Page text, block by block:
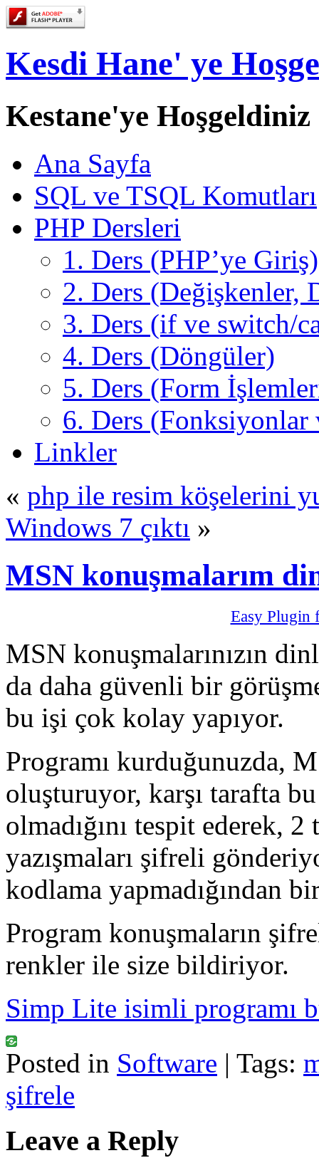
Kesdi Hane' ye
Kestane'ye Hoşgeldiniz
Ana Sayfa
SQL ve TSQL Komutları
PHP Dersleri
1. Ders (PHP’ye Giriş)
2. Ders (Değişkenler,
3. Ders (if ve switch/
4. Ders (Döngüler)
5. Ders (Form
6. Ders (Fonksiyonlar
Linkler
« php ile resim köşelerini
Windows 7 çıktı »
MSN konuşmalarım
Easy Plugin
MSN konuşmalarınızın
da daha güvenli bir
bu işi çok kolay yapıyor.
Programı kurduğunuzda,
oluşturuyor, karşı tarafta
olmadığını tespit ederek,
yazışmaları şifreli
kodlama yapmadığından
Program konuşmaların
renkler ile size bildiriyor.
Simp Lite isimli programı
Posted in Software | Tags:
şifrele
Leave a Reply